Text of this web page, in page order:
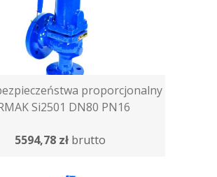
proporcjonalny
Si2501 DN80 PN16
5594,78 zł brutto